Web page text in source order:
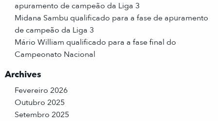
apuramento de campeão da Liga 3
Midana Sambu qualificado para a fase de apuramento
de campeão da Liga 3
Mário William qualificado para a fase final do
Campeonato Nacional
Archives
Fevereiro 2026
Outubro 2025
Setembro 2025